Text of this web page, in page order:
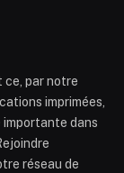
ce, par notre
imprimées,
importante dans
réseau de